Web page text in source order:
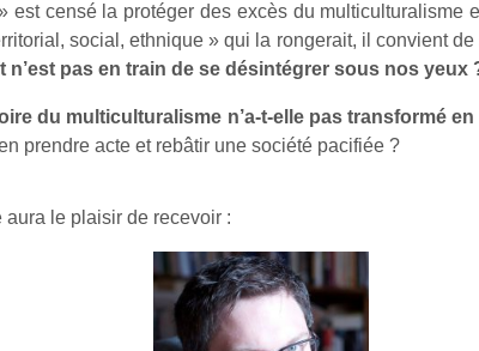
est censé la protéger des excès du multiculturalisme
social, ethnique » qui la rongerait, il convient
pas en train de se désintégrer sous nos yeux
du multiculturalisme n’a-t-elle pas transformé
prendre acte et rebâtir une société pacifiée ?
aura le plaisir de recevoir :